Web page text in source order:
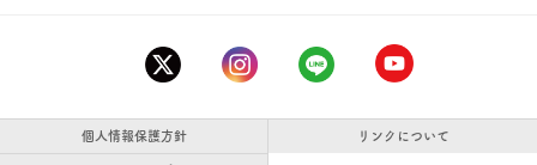
個人情報保護方針 リンクについて